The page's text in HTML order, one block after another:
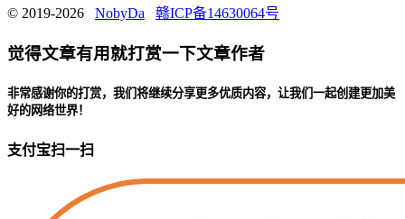
© 2019-2026 NobyDa 赣ICP备14630064号
觉得文章有用就打赏一下文章作者
非常感谢你的打赏，我们将继续分享更多优质内容，让我们一起创建更加美
好的网络世界！
支付宝扫一扫